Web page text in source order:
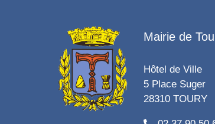
Mairie de
Hôtel de Ville
5 Place Suger
28310 TOURY